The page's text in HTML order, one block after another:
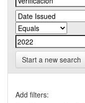
Start a new search
Add filters: